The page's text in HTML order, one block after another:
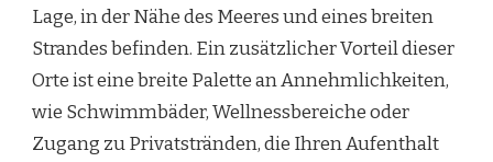
Lage, in der Nähe des Meeres und eines breiten
Strandes befinden. Ein zusätzlicher Vorteil dieser
Orte ist eine breite Palette an Annehmlichkeiten,
wie Schwimmbäder, Wellnessbereiche oder
Zugang zu Privatstränden, die Ihren Aufenthalt